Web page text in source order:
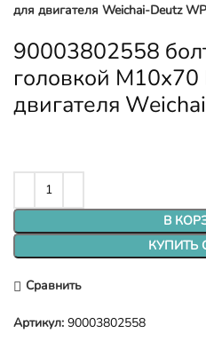
для двигателя Weichai-Deutz
90003802558
головкой
двигателя
В
КУПИТЬ
Сравнить
Артикул: 90003802558